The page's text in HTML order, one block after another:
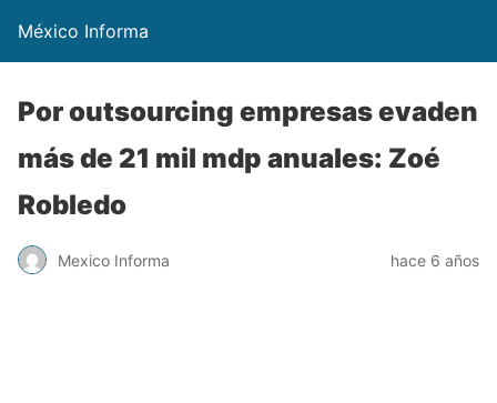
México Informa
Por outsourcing empresas evaden
más de 21 mil mdp anuales: Zoé
Robledo
Mexico Informa hace 6 años